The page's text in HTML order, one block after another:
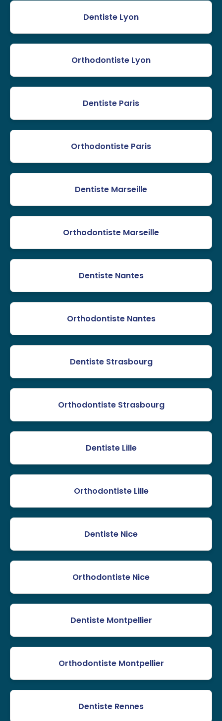
Dentiste Lyon
Orthodontiste Lyon
Dentiste Paris
Orthodontiste Paris
Dentiste Marseille
Orthodontiste Marseille
Dentiste Nantes
Orthodontiste Nantes
Dentiste Strasbourg
Orthodontiste Strasbourg
Dentiste Lille
Orthodontiste Lille
Dentiste Nice
Orthodontiste Nice
Dentiste Montpellier
Orthodontiste Montpellier
Dentiste Rennes